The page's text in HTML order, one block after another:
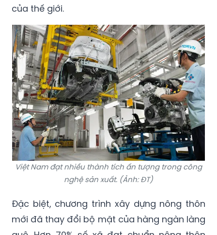
của thế giới.
Việt Nam đạt nhiều thành tích ấn tượng trong công
nghệ sản xuất. (Ảnh: ĐT)
Đặc biệt, chương trình xây dựng nông thôn
mới đã thay đổi bộ mặt của hàng ngàn làng